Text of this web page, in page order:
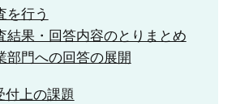
行う
果・回答内容のとりまとめ
門への回答の展開
付上の課題